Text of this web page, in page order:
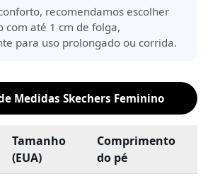
recomendamos escolher
com até 1 cm de folga,
para uso prolongado ou corrida.
Medidas Skechers Feminino
Tamanho
(EUA)
Comprimento
do pé